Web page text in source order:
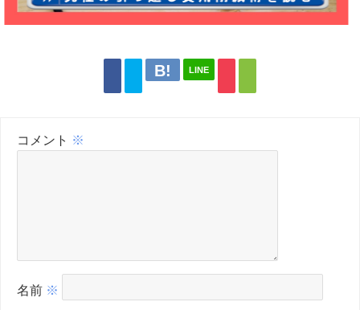
LINE
コメント ※
名前 ※